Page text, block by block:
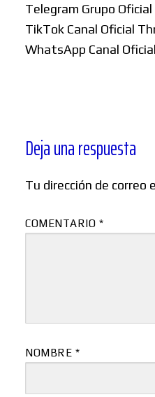
Telegram Grupo
TikTok Canal Oficial
WhatsApp Canal
Deja una respuesta
Tu dirección de correo
COMENTARIO *
NOMBRE *